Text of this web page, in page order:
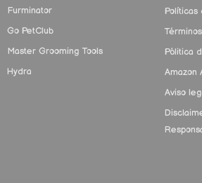
Furminator
Go PetClub
Master Grooming Tools
Hydra
Políticas
Pólitica
Amazon
Aviso